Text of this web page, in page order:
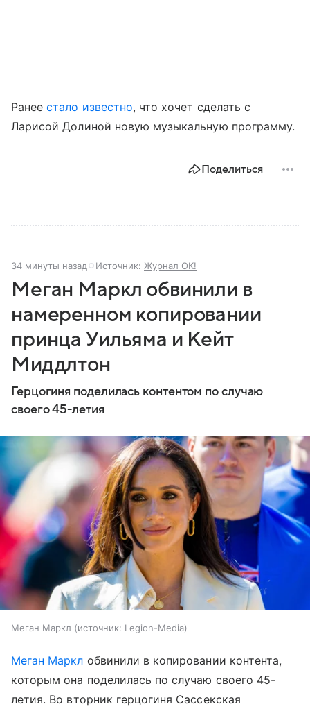
Ранеестало известно, что хочет сделать с
Ларисой Долиной новую музыкальную программу.
Поделиться
34 минуты назад Источник: Журнал OK!
Меган Маркл обвинили в
намеренном копировании
принца Уильяма и Кейт
Миддлтон
Герцогиня поделилась контентом по случаю
своего 45-летия
Меган Маркл источник: Legion-Media
Меган Маркл обвинили в копировании контента,
которым она поделилась по случаю своего 45-
летия. Во вторник герцогиня Сассекская